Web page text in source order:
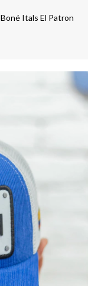
Boné Itals El Patron